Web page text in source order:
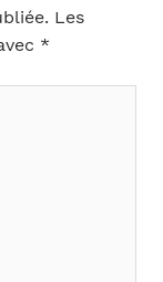
Les
*